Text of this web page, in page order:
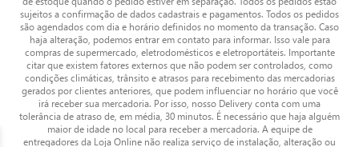
sujeitos a confirmação de dados cadastrais e pagamentos. Todos os pedidos
são agendados com dia e horário definidos no momento da transação. Caso
haja alteração, podemos entrar em contato para informar. Isso vale para
compras de supermercado, eletrodomésticos e eletroportáteis. Importante
citar que existem fatores externos que não podem ser controlados, como
condições climáticas, trânsito e atrasos para recebimento das mercadorias
gerados por clientes anteriores, que podem influenciar no horário que você
irá receber sua mercadoria. Por isso, nosso Delivery conta com uma
tolerância de atraso de, em média, 30 minutos. É necessário que haja alguém
maior de idade no local para receber a mercadoria. A equipe de
entregadores da Loja Online não realiza serviço de instalação, alteração ou